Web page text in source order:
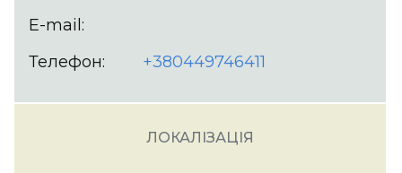
E-mail:
Телефон:
+380449746411
ЛОКАЛІЗАЦІЯ